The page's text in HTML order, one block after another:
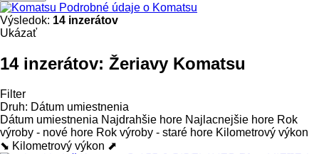
Podrobné údaje o Komatsu
Výsledok: 14 inzerátov
Ukázať
14 inzerátov: Žeriavy Komatsu
Filter
Druh: Dátum umiestnenia
Dátum umiestnenia Najdrahšie hore Najlacnejšie hore Rok
výroby - nové hore Rok výroby - staré hore Kilometrový výkon
⬊ Kilometrový výkon ⬈